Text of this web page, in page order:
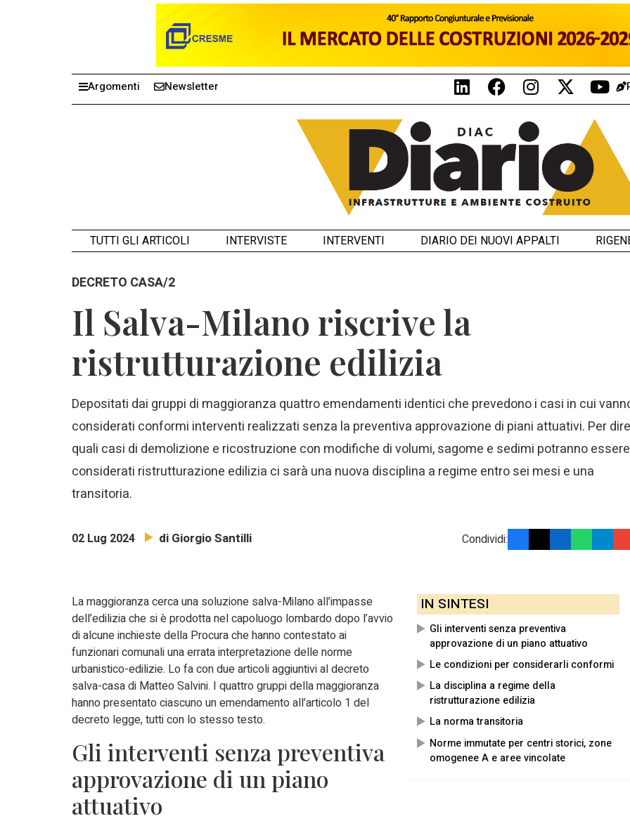
Argomenti Newsletter
TUTTI GLI ARTICOLI INTERVISTE INTERVENTI DIARIO DEI NUOVI APPALTI
DECRETO CASA/2
Il Salva-Milano riscrive la
ristrutturazione edilizia
Depositati dai gruppi di maggioranza quattro emendamenti identici che prevedono i casi in cui
considerati conformi interventi realizzati senza la preventiva approvazione di piani attuativi. Per dire
quali casi di demolizione e ricostruzione con modifiche di volumi, sagome e sedimi potranno essere
considerati ristrutturazione edilizia ci sarà una nuova disciplina a regime entro sei mesi e una
transitoria.
02 Lug 2024 di Giorgio Santilli Condividi:
IN SINTESI
Gli interventi senza preventiva
approvazione di un piano attuativo
Le condizioni per considerarli conformi
La disciplina a regime della
ristrutturazione edilizia
La norma transitoria
Norme immutate per centri storici, zone
omogenee A e aree vincolate
La maggioranza cerca una soluzione salva-Milano all’impasse
dell’edilizia che si è prodotta nel capoluogo lombardo dopo l’avvio
di alcune inchieste della Procura che hanno contestato ai
funzionari comunali una errata interpretazione delle norme
urbanistico-edilizie. Lo fa con due articoli aggiuntivi al decreto
salva-casa di Matteo Salvini. I quattro gruppi della maggioranza
hanno presentato ciascuno un emendamento all’articolo 1 del
decreto legge, tutti con lo stesso testo.
Gli interventi senza preventiva
approvazione di un piano
attuativo